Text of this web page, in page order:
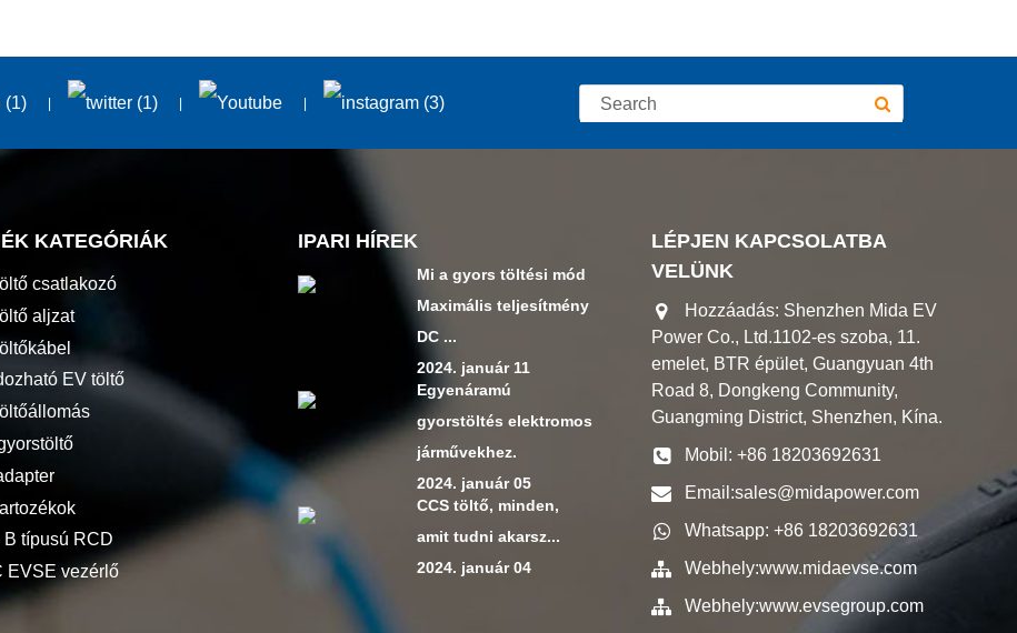
KATEGÓRIÁK
csatlakozó
aljzat
EV töltő
B típusú RCD
EVSE vezérlő
IPARI HÍREK
Mi a gyors töltési mód
Maximális teljesítmény
DC ...
2024. január 11
Egyenáramú
gyorstöltés elektromos
járművekhez.
2024. január 05
CCS töltő, minden,
amit tudni akarsz...
2024. január 04
LÉPJEN KAPCSOLATBA
VELÜNK
Hozzáadás: Shenzhen Mida EV
Power Co., Ltd.1102-es szoba, 11.
emelet, BTR épület, Guangyuan 4th
Road 8, Dongkeng Community,
Guangming District, Shenzhen, Kína.
Mobil: +86 18203692631
Email:sales@midapower.com
Whatsapp: +86 18203692631
Webhely:www.midaevse.com
Webhely:www.evsegroup.com